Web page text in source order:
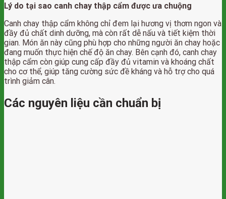
Lý do tại sao canh chay thập cẩm được ưa chuộng
Canh chay thập cẩm không chỉ đem lại hương vị thơm ngon và
đầy đủ chất dinh dưỡng, mà còn rất dễ nấu và tiết kiệm thời
gian. Món ăn này cũng phù hợp cho những người ăn chay hoặc
đang muốn thực hiện chế độ ăn chay. Bên cạnh đó, canh chay
thập cẩm còn giúp cung cấp đầy đủ vitamin và khoáng chất
cho cơ thể, giúp tăng cường sức đề kháng và hỗ trợ cho quá
trình giảm cân.
Các nguyên liệu cần chuẩn bị